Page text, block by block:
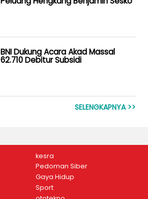
BNI Dukung Acara Akad Massal
62.710 Debitur Subsidi
SELENGKAPNYA >>
kesra
Pedoman Siber
Gaya Hidup
Sport